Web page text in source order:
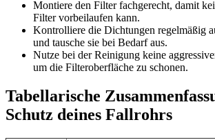
Montiere den Filter fachgerecht, damit
Filter vorbeilaufen kann.
Kontrolliere die Dichtungen regelmäßig
und tausche sie bei Bedarf aus.
Nutze bei der Reinigung keine
um die Filteroberfläche zu schonen.
Tabellarische
Schutz deines Fallrohrs